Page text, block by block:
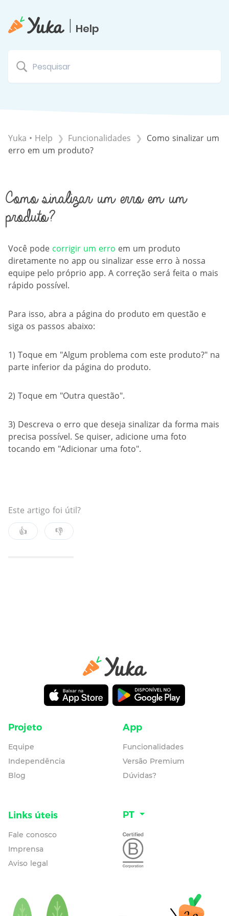
| Help
Yuka • Help ​Funcionalidades
Como sinalizar um
erro em um produto?
Como sinalizar um erro em um
produto?
Você pode corrigir um erro em um produto
diretamente no app ou sinalizar esse erro à nossa
equipe pelo próprio app. A correção será feita o mais
rápido possível.
Para isso, abra a página do produto em questão e
siga os passos abaixo:
1) Toque em "Algum problema com este produto?" na
parte inferior da página do produto.
2) Toque em "Outra questão".
3) Descreva o erro que deseja sinalizar da forma mais
precisa possível. Se quiser, adicione uma foto
tocando em "Adicionar uma foto".
Este artigo foi útil?
👍
👎
Projeto
Equipe
Independência
Blog
App
Funcionalidades
Versão Premium
Dúvidas?
Links úteis
Fale conosco
Imprensa
Aviso legal
PT